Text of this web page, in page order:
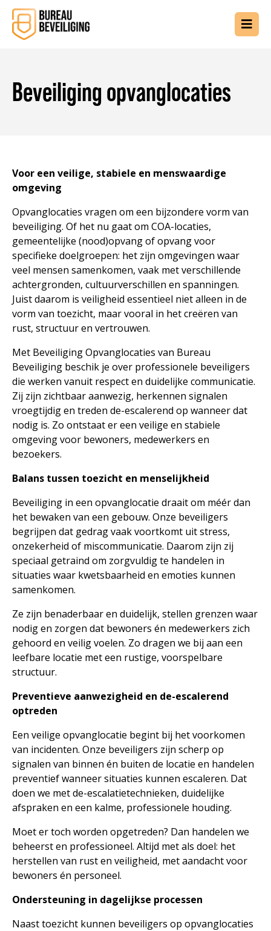
Beveiliging opvanglocaties
Voor een veilige, stabiele en menswaardige
omgeving
Opvanglocaties vragen om een bijzondere vorm van
beveiliging. Of het nu gaat om COA-locaties,
gemeentelijke (nood)opvang of opvang voor
specifieke doelgroepen: het zijn omgevingen waar
veel mensen samenkomen, vaak met verschillende
achtergronden, cultuurverschillen en spanningen.
Juist daarom is veiligheid essentieel niet alleen in de
vorm van toezicht, maar vooral in het creëren van
rust, structuur en vertrouwen.
Met Beveiliging Opvanglocaties van Bureau
Beveiliging beschik je over professionele beveiligers
die werken vanuit respect en duidelijke communicatie.
Zij zijn zichtbaar aanwezig, herkennen signalen
vroegtijdig en treden de-escalerend op wanneer dat
nodig is. Zo ontstaat er een veilige en stabiele
omgeving voor bewoners, medewerkers en
bezoekers.
Balans tussen toezicht en menselijkheid
Beveiliging in een opvanglocatie draait om méér dan
het bewaken van een gebouw. Onze beveiligers
begrijpen dat gedrag vaak voortkomt uit stress,
onzekerheid of miscommunicatie. Daarom zijn zij
speciaal getraind om zorgvuldig te handelen in
situaties waar kwetsbaarheid en emoties kunnen
samenkomen.
Ze zijn benaderbaar en duidelijk, stellen grenzen waar
nodig en zorgen dat bewoners én medewerkers zich
gehoord en veilig voelen. Zo dragen we bij aan een
leefbare locatie met een rustige, voorspelbare
structuur.
Preventieve aanwezigheid en de-escalerend
optreden
Een veilige opvanglocatie begint bij het voorkomen
van incidenten. Onze beveiligers zijn scherp op
signalen van binnen én buiten de locatie en handelen
preventief wanneer situaties kunnen escaleren. Dat
doen we met de-escalatietechnieken, duidelijke
afspraken en een kalme, professionele houding.
Moet er toch worden opgetreden? Dan handelen we
beheerst en professioneel. Altijd met als doel: het
herstellen van rust en veiligheid, met aandacht voor
bewoners én personeel.
Ondersteuning in dagelijkse processen
Naast toezicht kunnen beveiligers op opvanglocaties